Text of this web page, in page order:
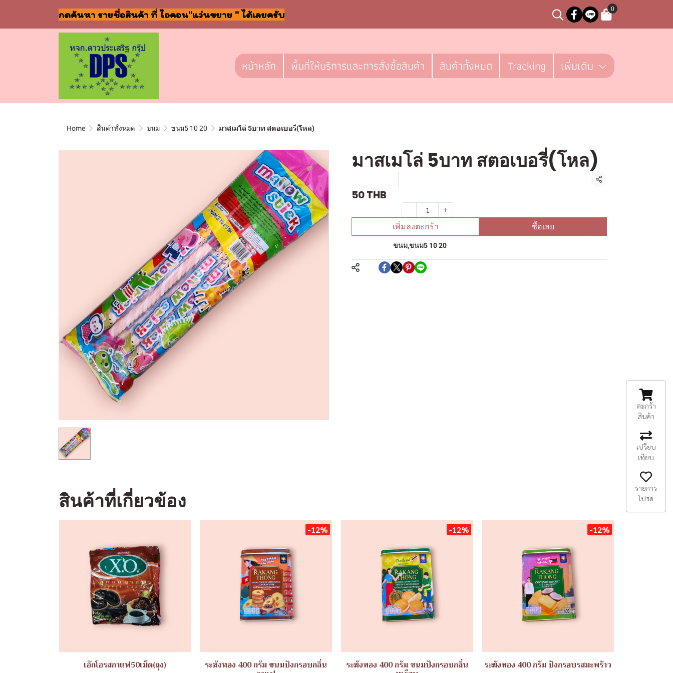
กดค้นหา รายชื่อสินค้า ที่ ไอคอน"แว่นขยาย " ได้เลยครับ
0
หน้าหลัก พื้นที่ให้บริการและการสั่งซื้อสินค้า สินค้าทั้งหมด Tracking เพิ่มเติม
Home สินค้าทั้งหมด ขนม ขนม5 10 20 มาสเมโล่ 5บาท สตอเบอรี่(โหล)
มาสเมโล่ 5บาท สตอเบอรี่(โหล)
แชร์
50 THB
เพิ่มลงตะกร้า ซื้อเลย
ขนม,ขนม5 10 20
สินค้าที่เกี่ยวข้อง
เอ๊กโอรสกาแฟ50เม็ด(ถุง)
-12%
ระฆังทอง 400 กรัม ขนมปังกรอบกลิ่น
-12%
ระฆังทอง 400 กรัม ขนมปังกรอบกลิ่น
-12%
ระฆังทอง 400 กรัม ปังกรอบรสมะพร้าว
ตะกร้า
สินค้า
เปรียบ
เทียบ
รายการ
โปรด